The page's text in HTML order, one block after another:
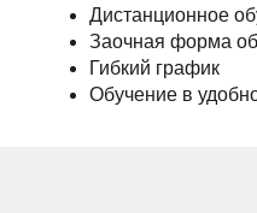
Дистанционное
Заочная форма
Гибкий график
Обучение в